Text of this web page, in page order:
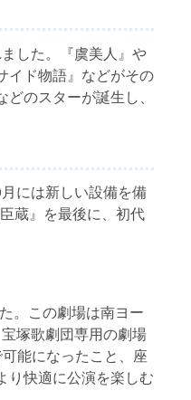
した。『虞美人』や
イド物語』などがその
のスターが誕生し、
には新しい設備を備
蔵』を最後に、初代
。この劇場は南ヨー
塚歌劇団専用の劇場
能になったこと、座
り快適に公演を楽しむ